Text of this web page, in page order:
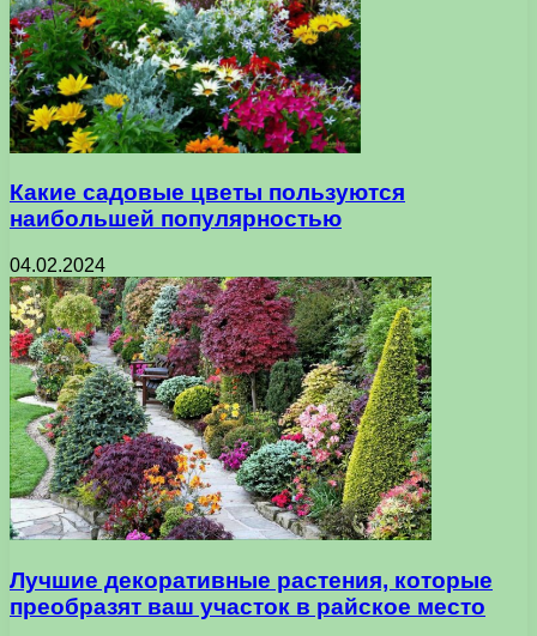
Какие садовые цветы пользуются
наибольшей популярностью
04.02.2024
Лучшие декоративные растения, которые
преобразят ваш участок в райское место